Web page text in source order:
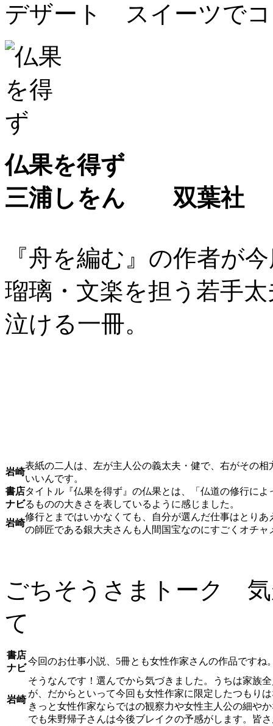
デザート スイーツで
仏果を得ず
三浦しをん 双葉社
『舟を編む』の作者が
瑠璃・文楽を担う若手
泣ける一冊。
岩崎
表紙の二人は、左が主人公の義太夫・健で、右がその
いいんです。
書店
ナビ
タイトル『仏果を得ず』の仏果とは、「仏道の修行に
るものの大きさを表しているように感じました。
岩崎
修行とまではいかなくても、自分が選んだ仕事はとり
の師匠である銀大夫さんも人間国宝なのにすごくオチ
ごちそうさまトーク
て
書店
ナビ
今回のお仕事小説、5冊とも女性作家さんの作品ですね
岩崎
そうなんです！選んでから気づきました。うちは家族
が、だからといって今回も女性作家に限定したつもり
きっと女性作家ならではの観察力や女性主人公の細や
でも朱野帰子さんは今後ブレイクの予感がします。皆